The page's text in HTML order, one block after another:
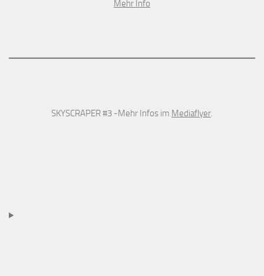
Mehr Info
SKYSCRAPER #3 -Mehr Infos im Mediaflyer.